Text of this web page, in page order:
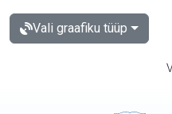
Vali graafiku tüüp